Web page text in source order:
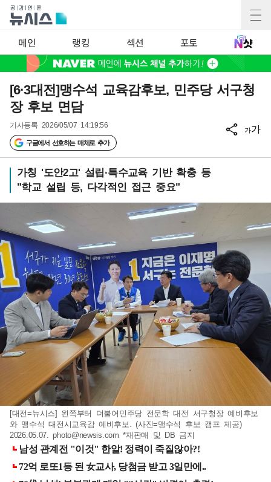
메인 랭킹 섹션 포토
[6·3대전]맹수석 교육감후보, 민주당 서구청
장 후보 면담
기사등록 2026/05/07 14:19:56
구글에서 선호하는 매체로 추가
가가
가칭 '도안2고' 설립·특수교육 기반 확충 등
"학교 설립 등, 다각적인 접근 중요"
[대전=뉴시스] 왼쪽부터 더불어민주당 전문학 대전 서구청장 예비후보
와 맹수석 대전시교육감 예비후보. (사진=맹수석 후보 캠프 제공)
2026.05.07.photo@newsis.com *재판매 및 DB 금지